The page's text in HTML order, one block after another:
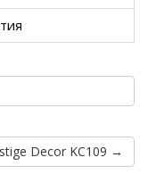
Decor KC109 →